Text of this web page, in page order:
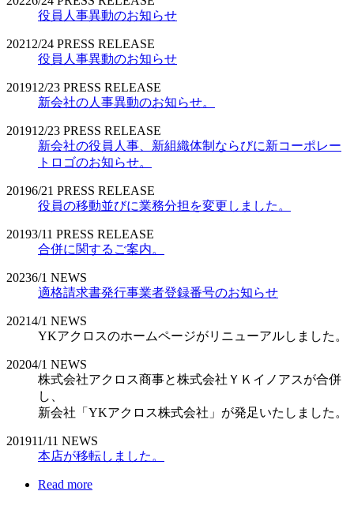
役員人事異動のお知らせ
2021 2/24 PRESS RELEASE
役員人事異動のお知らせ
201912/23 PRESS RELEASE
新会社の人事異動のお知らせ。
201912/23 PRESS RELEASE
新会社の役員人事、新組織体制ならびに新コーポレー
トロゴのお知らせ。
20196/21 PRESS RELEASE
役員の移動並びに業務分担を変更しました。
20193/11 PRESS RELEASE
合併に関するご案内。
20236/1 NEWS
適格請求書発行事業者登録番号のお知らせ
20214/1 NEWS
YKアクロスのホームページがリニューアルしました。
20204/1 NEWS
株式会社アクロス商事と株式会社ＹＫイノアスが合併
し、
新会社「YKアクロス株式会社」が発足いたしました。
201911/11 NEWS
本店が移転しました。
Read more